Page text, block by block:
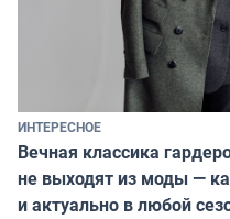
ИНТЕРЕСНОЕ
Вечная классика
не выходят из моды —
и актуально в любой